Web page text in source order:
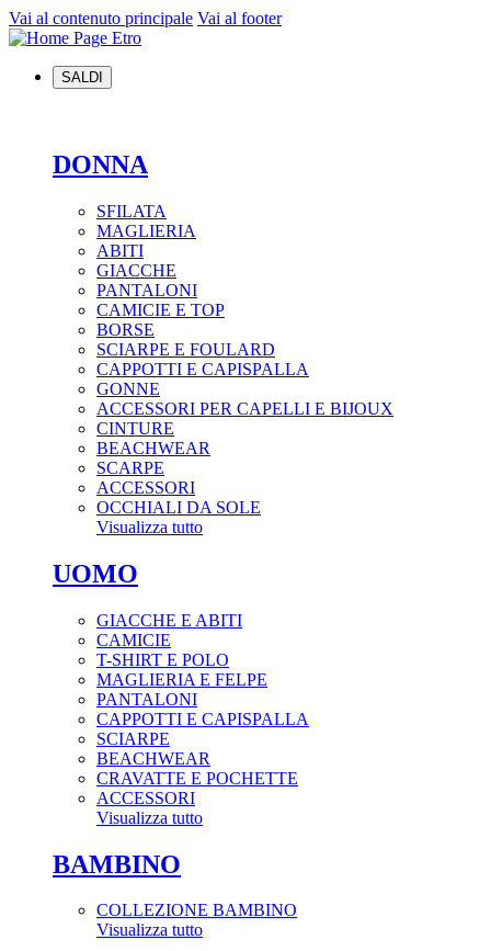
Vai al contenuto principale Vai al footer
SALDI
DONNA
SFILATA
MAGLIERIA
ABITI
GIACCHE
PANTALONI
CAMICIE E TOP
BORSE
SCIARPE E FOULARD
CAPPOTTI E CAPISPALLA
GONNE
ACCESSORI PER CAPELLI E BIJOUX
CINTURE
BEACHWEAR
SCARPE
ACCESSORI
OCCHIALI DA SOLE
Visualizza tutto
UOMO
GIACCHE E ABITI
CAMICIE
T-SHIRT E POLO
MAGLIERIA E FELPE
PANTALONI
CAPPOTTI E CAPISPALLA
SCIARPE
BEACHWEAR
CRAVATTE E POCHETTE
ACCESSORI
Visualizza tutto
BAMBINO
COLLEZIONE BAMBINO
Visualizza tutto